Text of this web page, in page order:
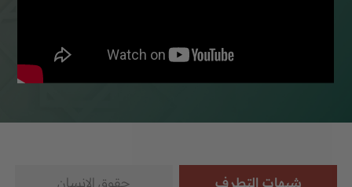
شبهات التطرف حقوق الإنسان